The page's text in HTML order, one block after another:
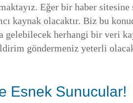
Eğer bir haber
kaynak olacaktır. Biz bu
gelebilecek herhangi bir veri
göndermeniz yeterli
Esnek Sunucular!